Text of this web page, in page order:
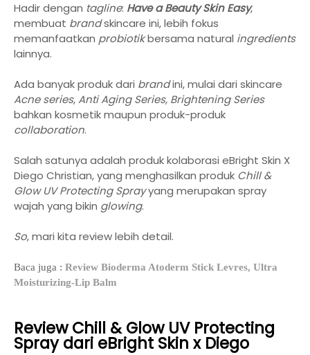
Hadir dengan tagline: Have a Beauty Skin Easy,
membuat brandskincare ini, lebih fokus
memanfaatkan probiotikbersama natural ingredients
lainnya.
Ada banyak produk dari brandini, mulai dari skincare
Acne series,Anti Aging Series, Brightening Series
bahkan kosmetik maupun produk-produk
collaboration.
Salah satunya adalah produk kolaborasi eBright Skin X
Diego Christian, yang menghasilkan produk Chill &
Glow UV Protecting Sprayyang merupakan spray
wajah yang bikin glowing.
So, mari kita review lebih detail.
Baca juga : Review Bioderma Atoderm Stick Levres, Ultra
Moisturizing-Lip Balm
Review Chill & Glow UV Protecting
Spray dari eBright Skin x Diego